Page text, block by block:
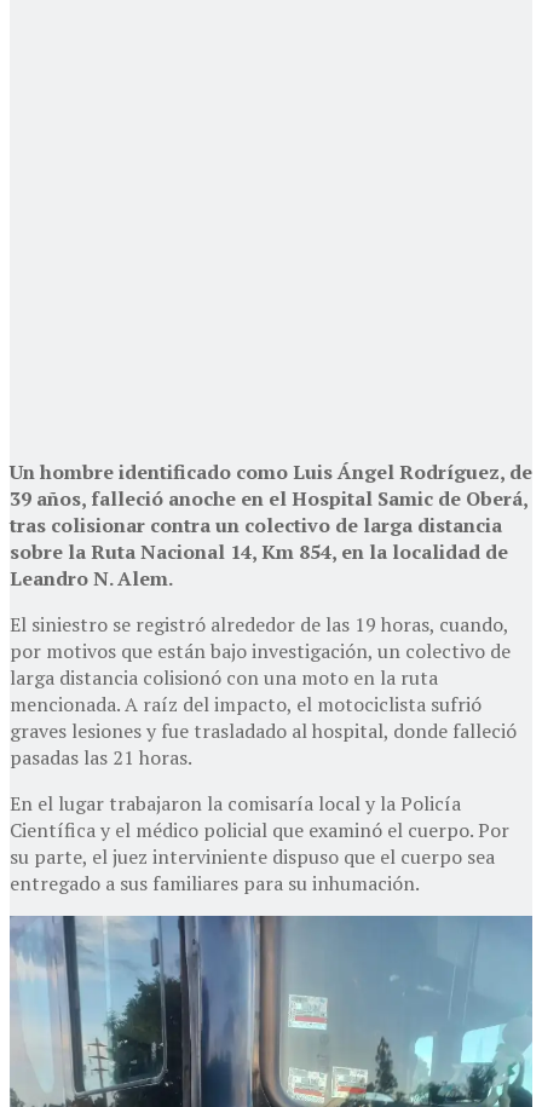
Un hombre identificado como Luis Ángel Rodríguez, de
39 años, falleció anoche en el Hospital Samic de Oberá,
tras colisionar contra un colectivo de larga distancia
sobre la Ruta Nacional 14, Km 854, en la localidad de
Leandro N. Alem.
El siniestro se registró alrededor de las 19 horas, cuando,
por motivos que están bajo investigación, un colectivo de
larga distancia colisionó con una moto en la ruta
mencionada. A raíz del impacto, el motociclista sufrió
graves lesiones y fue trasladado al hospital, donde falleció
pasadas las 21 horas.
En el lugar trabajaron la comisaría local y la Policía
Científica y el médico policial que examinó el cuerpo. Por
su parte, el juez interviniente dispuso que el cuerpo sea
entregado a sus familiares para su inhumación.